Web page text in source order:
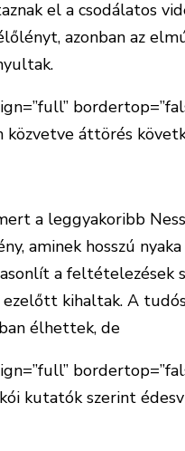
el a csodálatos
azonban az
közvetve áttörés
a leggyakoribb
aminek hosszú
a feltételezések
kihaltak. A
élhettek, de
kutatók szerint